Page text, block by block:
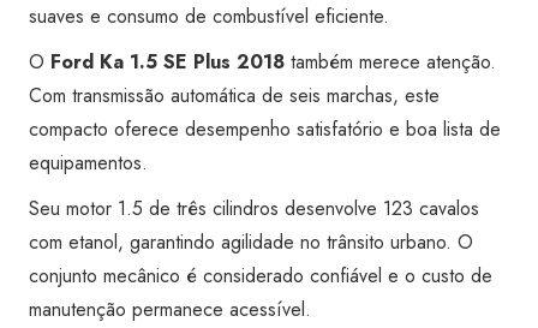
suaves e consumo de combustível eficiente.
O Ford Ka 1.5 SE Plus 2018 também merece atenção.
Com transmissão automática de seis marchas, este
compacto oferece desempenho satisfatório e boa lista de
equipamentos.
Seu motor 1.5 de três cilindros desenvolve 123 cavalos
com etanol, garantindo agilidade no trânsito urbano. O
conjunto mecânico é considerado confiável e o custo de
manutenção permanece acessível.